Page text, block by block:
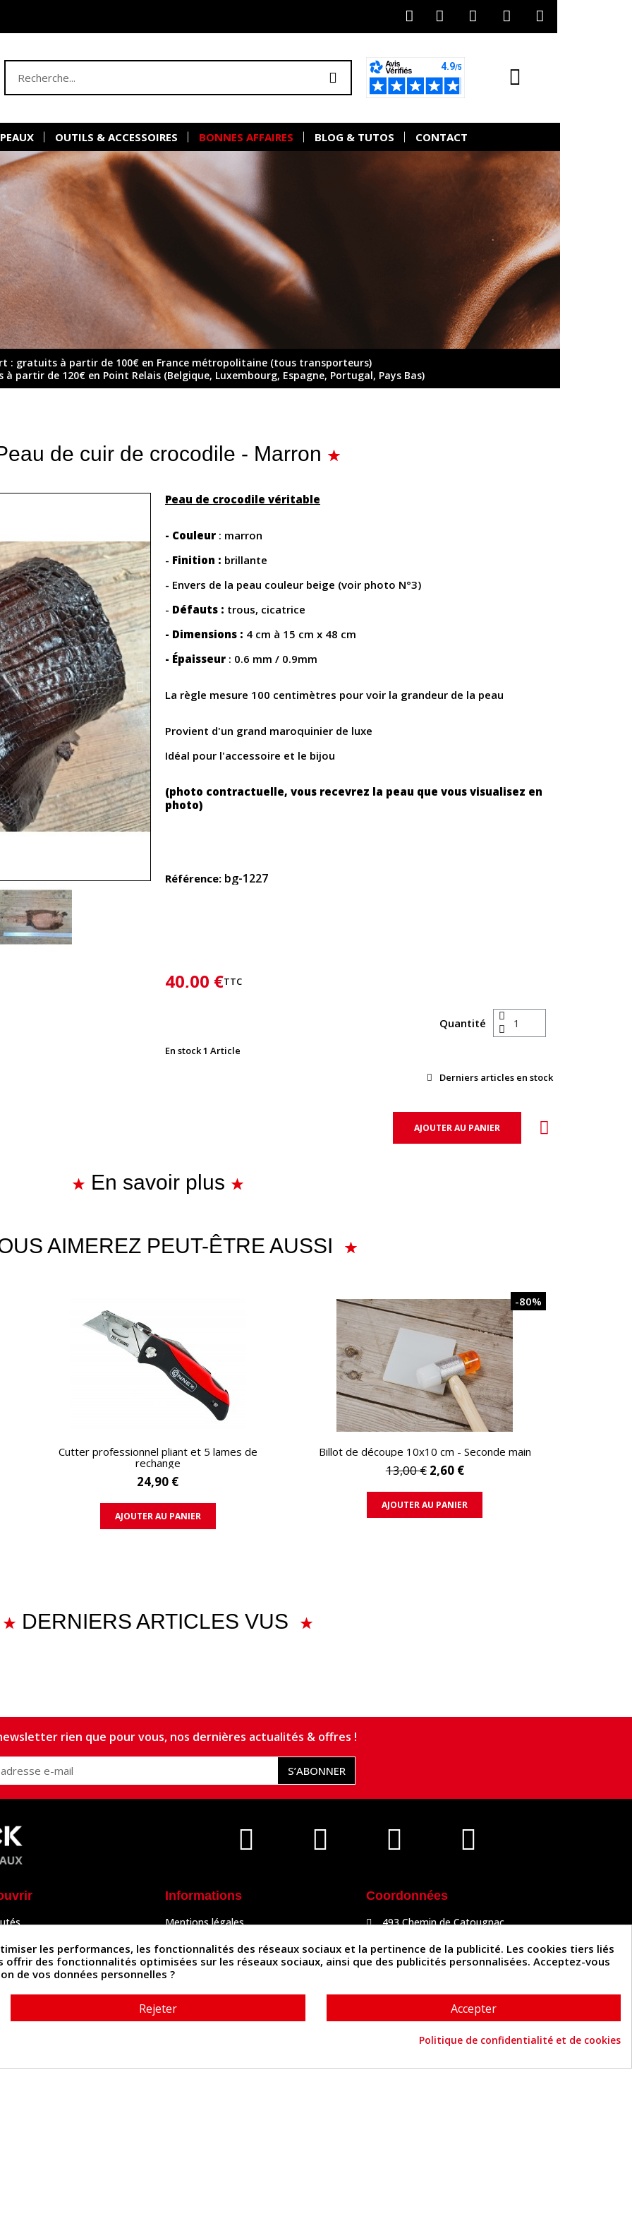
OUTILS & ACCESSOIRES BONNES AFFAIRES BLOG & TUTOS CONTACT
: gratuits à partir de 100€ en France métropolitaine (tous transporteurs)
partir de 120€ en Point Relais (Belgique, Luxembourg, Espagne, Portugal, Pays Bas)
de cuir de crocodile - Marron
Peau de crocodile véritable
- Couleur : marron
- Finition : brillante
- Envers de la peau couleur beige (voir photo N°3)
- Défauts : trous, cicatrice
- Dimensions : 4 cm à 15 cm x 48 cm
- Épaisseur : 0.6 mm / 0.9mm
La règle mesure 100 centimètres pour voir la grandeur de la peau
Provient d'un grand maroquinier de luxe
Idéal pour l'accessoire et le bijou
(photo contractuelle, vous recevrez la peau que vous visualisez en
photo)
Référence bg-1227
40,00 €TTC
Quantité
En stock1 Article
Derniers articles en stock
AJOUTER AU PANIER
En savoir plus
AIMEREZ PEUT-ÊTRE AUSSI
APERÇU RAPIDE
Cutter professionnel pliant et 5 lames de
rechange
24,90 €
AJOUTER AU PANIER
APERÇU RAPIDE
-80%
Billot de découpe 10x10 cm - Seconde main
13,00 € 2,60 €
AJOUTER AU PANIER
DERNIERS ARTICLES VUS
rien que pour vous, nos dernières actualités & offres !
S’ABONNER
Accessoires
Informations
Mentions légales
Politique de confidentialité
Politique des cookies
Contactez-nous
Coordonnées
493 Chemin de Catougnac
05 63 34 51 88
contact@cuirenstock.com
les performances, les fonctionnalités des réseaux sociaux et la pertinence de la publicité. Les cookies tiers liés
des fonctionnalités optimisées sur les réseaux sociaux, ainsi que des publicités personnalisées. Acceptez-vous
de vos données personnelles ?
Rejeter Accepter
Politique de confidentialité et de cookies